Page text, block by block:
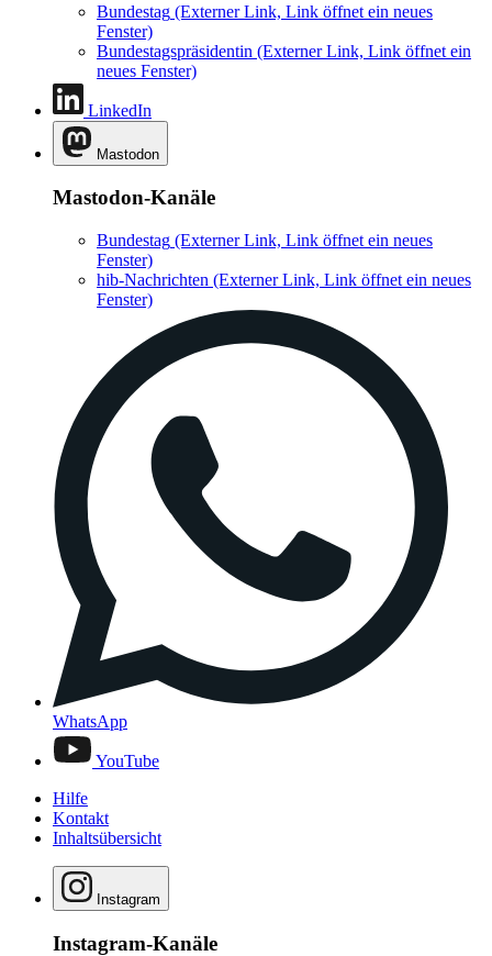
Bundestag (Externer Link, Link öffnet ein neues
Fenster)
Bundestagspräsidentin (Externer Link, Link öffnet ein
neues Fenster)
LinkedIn
Mastodon
Mastodon-Kanäle
Bundestag (Externer Link, Link öffnet ein neues
Fenster)
hib-Nachrichten (Externer Link, Link öffnet ein neues
Fenster)
WhatsApp
YouTube
Hilfe
Kontakt
Inhaltsübersicht
Instagram
Instagram-Kanäle